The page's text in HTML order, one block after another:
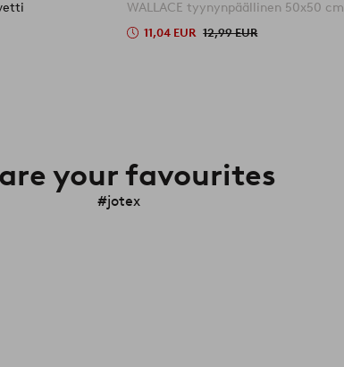
WALLACE tyynynpäällinen 50x50 cm
11,04 EUR 12,99 EUR
your favourites
#jotex